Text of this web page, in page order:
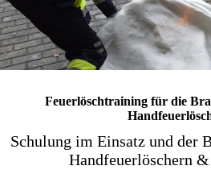
Feuerlöschtraining für die
Schulung im Einsatz und der
Handfeuerlöschern